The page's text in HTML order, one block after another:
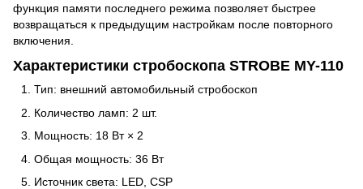
функция памяти последнего режима позволяет быстрее
возвращаться к предыдущим настройкам после повторного
включения.
Характеристики стробоскопа STROBE MY-110
Тип: внешний автомобильный стробоскоп
Количество ламп: 2 шт.
Мощность: 18 Вт × 2
Общая мощность: 36 Вт
Источник света: LED, CSP